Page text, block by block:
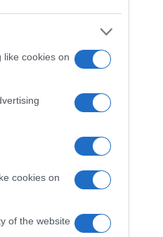
like cookies on
cookies on
of the website
de
Puntos ATP:
defienden en
profesional